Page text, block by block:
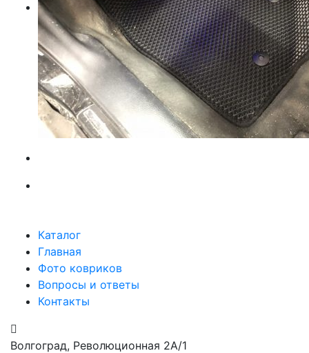
Каталог
Главная
Фото ковриков
Вопросы и ответы
Контакты
Волгоград, Революционная 2А/1